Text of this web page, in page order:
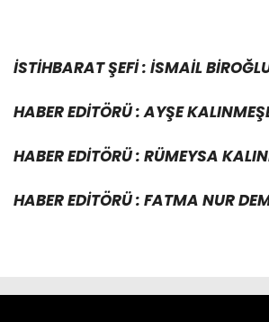
İSTİHBARAT ŞEFİ : İSMAİL
HABER EDİTÖRÜ : AYŞE
HABER EDİTÖRÜ : RÜMEYSA
HABER EDİTÖRÜ : FATMA NUR